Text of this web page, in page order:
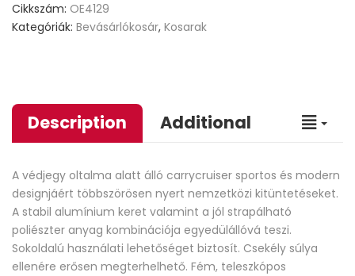
Cikkszám: OE4129
Kategóriák: Bevásárlókosár, Kosarak
Description Additional
A védjegy oltalma alatt álló carrycruiser sportos és modern
designjáért többszörösen nyert nemzetközi kitüntetéseket.
A stabil alumínium keret valamint a jól strapálható
poliészter anyag kombinációja egyedülállóvá teszi.
Sokoldalú használati lehetőséget biztosít. Csekély súlya
ellenére erősen megterhelhető. Fém, teleszkópos